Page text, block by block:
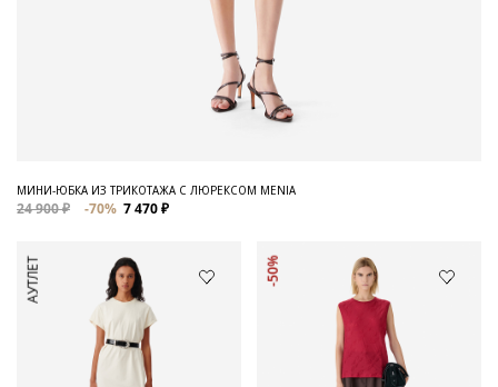
МИНИ-ЮБКА ИЗ ТРИКОТАЖА С ЛЮРЕКСОМ MENIA
24 900 ₽ -70% 7 470 ₽
АУТЛЕТ -50%